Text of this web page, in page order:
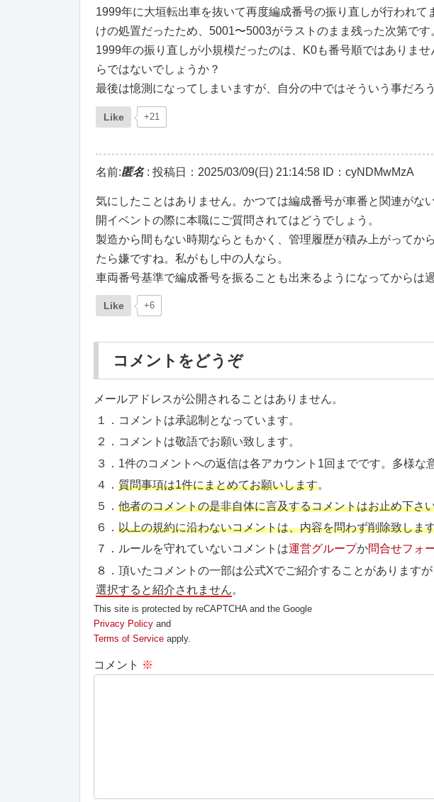
1999年に大垣転出車を抜いて再度編成番号の振り直しが行われ
けの処置だったため、5001〜5003がラストのまま残った次第です
1999年の振り直しが小規模だったのは、K0も番号順ではありま
らではないでしょうか？
最後は憶測になってしまいますが、自分の中ではそういう事だろ
Like +21
名前:匿名: 投稿日：2025/03/09(日) 21:14:58 ID：cyNDMwMzA
気にしたことはありません。かつては編成番号が車番と関連がな
開イベントの際に本職にご質問されてはどうでしょう。
製造から間もない時期ならともかく、管理履歴が積み上がってか
たら嫌ですね。私がもし中の人なら。
車両番号基準で編成番号を振ることも出来るようになってからは
Like +6
コメントをどうぞ
メールアドレスが公開されることはありません。
１．コメントは承認制となっています。
２．コメントは敬語でお願い致します。
３．1件のコメントへの返信は各アカウント1回までです。多様な
４．質問事項は1件にまとめてお願いします。
５．他者のコメントの是非自体に言及するコメントはお止め下さ
６．以上の規約に沿わないコメントは、内容を問わず削除致しま
７．ルールを守れていないコメントは運営グループか問合せフォ
８．頂いたコメントの一部は公式Xでご紹介することがあります
選択すると紹介されません。
This site is protected by reCAPTCHA and the Google
Privacy Policy and
Terms of Service apply.
コメント ※